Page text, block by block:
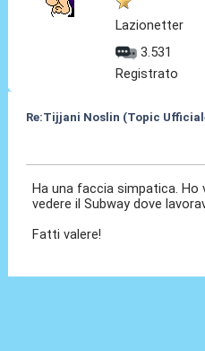
Lazionetter
3.531
Registrato
Re:Tijjani Noslin (Topic
Ha una faccia simpatica.
vedere il Subway dove
Fatti valere!